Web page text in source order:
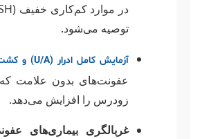
توصیه می‌شود.
آزمایش کامل ادرار (U/A) و کشت ادرار
عفونت‌های بدون علامت
زودرس را افزایش می‌دهد.
غربالگری بیماری‌های